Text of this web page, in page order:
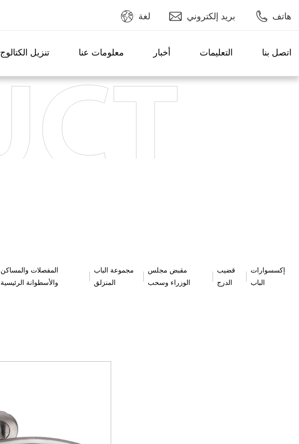
لغة بريد إلكتروني هاتف
تنزيل الكتالوج معلومات عنا أخبار التعليمات اتصل بنا
المفصلات والمساكن
والأسطوانة الرئيسية
مجموعة الباب
المنزلق
مقبض مجلس
الوزراء وسحب
قضيب
الدرج
إكسسوارات
الباب